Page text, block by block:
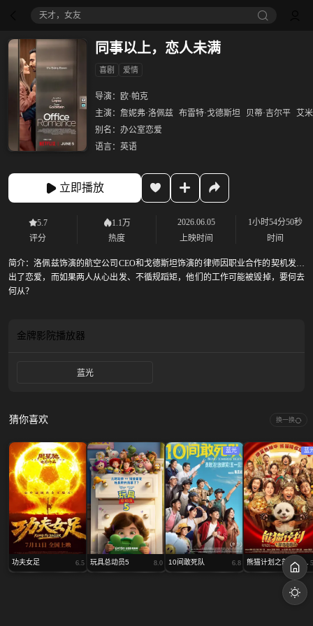
天才，女友
同事以上，恋人未满
喜剧 爱情
导演：
欧·帕克
主演： 詹妮弗·洛佩兹 布雷特·戈德斯坦 贝蒂·吉尔平
艾
别名： 办公室恋爱
语言： 英语
立即播放
5.7
评分
1.1万
热度
2026.06.05
上映时间
1小时54分50秒
时间
简介：洛佩兹饰演的航空公司CEO和戈德斯坦饰演的律师因职业合作的契机发展
出了恋爱，而如果两人从心出发、不循规蹈矩，他们的工作可能被毁掉，要何去
何从？
金牌影院播放器
蓝光
猜你喜欢 换一换
功夫女足 6.5 玩具总动员5 8.0
蓝光
10间敢死队 6.8
蓝
熊猫计划之部落奇...